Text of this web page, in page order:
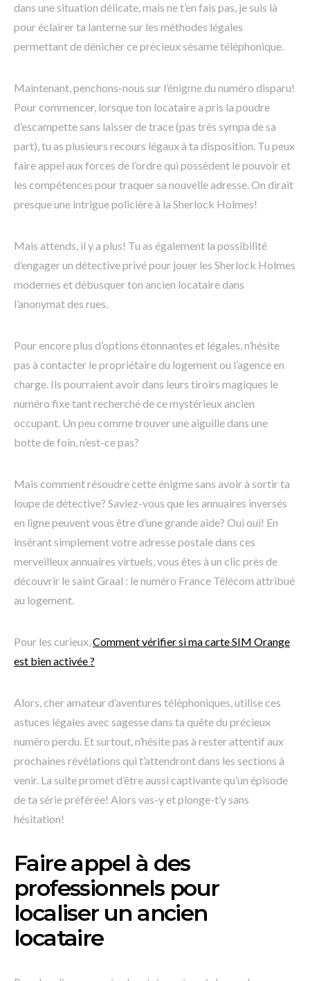
dans une situation délicate, mais ne t’en fais pas, je suis là
pour éclairer ta lanterne sur les méthodes légales
permettant de dénicher ce précieux sésame téléphonique.
Maintenant, penchons-nous sur l’énigme du numéro disparu!
Pour commencer, lorsque ton locataire a pris la poudre
d’escampette sans laisser de trace (pas très sympa de sa
part), tu as plusieurs recours légaux à ta disposition. Tu peux
faire appel aux forces de l’ordre qui possèdent le pouvoir et
les compétences pour traquer sa nouvelle adresse. On dirait
presque une intrigue policière à la Sherlock Holmes!
Mais attends, il y a plus! Tu as également la possibilité
d’engager un détective privé pour jouer les Sherlock Holmes
modernes et débusquer ton ancien locataire dans
l’anonymat des rues.
Pour encore plus d’options étonnantes et légales, n’hésite
pas à contacter le propriétaire du logement ou l’agence en
charge. Ils pourraient avoir dans leurs tiroirs magiques le
numéro fixe tant recherché de ce mystérieux ancien
occupant. Un peu comme trouver une aiguille dans une
botte de foin, n’est-ce pas?
Mais comment résoudre cette énigme sans avoir à sortir ta
loupe de détective? Saviez-vous que les annuaires inversés
en ligne peuvent vous être d’une grande aide? Oui oui! En
insérant simplement votre adresse postale dans ces
merveilleux annuaires virtuels, vous êtes à un clic près de
découvrir le saint Graal : le numéro France Télécom attribué
au logement.
Pour les curieux,Comment vérifier si ma carte SIM Orange
est bien activée ?
Alors, cher amateur d’aventures téléphoniques, utilise ces
astuces légales avec sagesse dans ta quête du précieux
numéro perdu. Et surtout, n’hésite pas à rester attentif aux
prochaines révélations qui t’attendront dans les sections à
venir. La suite promet d’être aussi captivante qu’un épisode
de ta série préférée! Alors vas-y et plonge-t’y sans
hésitation!
Faire appel à des
professionnels pour
localiser un ancien
locataire